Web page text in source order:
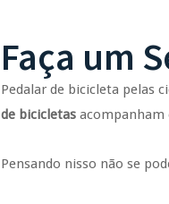
Faça um
Pedalar de bicicleta pelas
de bicicletas acompanham
Pensando nisso não se